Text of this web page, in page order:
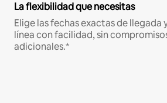
La flexibilidad que necesitas
Elige las fechas exactas de llegada
línea con facilidad, sin
adicionales.*